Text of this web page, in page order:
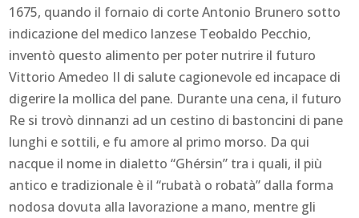
1675, quando il fornaio di corte Antonio Brunero sotto
indicazione del medico lanzese Teobaldo Pecchio,
inventò questo alimento per poter nutrire il futuro
Vittorio Amedeo II di salute cagionevole ed incapace di
digerire la mollica del pane. Durante una cena, il futuro
Re si trovò dinnanzi ad un cestino di bastoncini di pane
lunghi e sottili, e fu amore al primo morso. Da qui
nacque il nome in dialetto “Ghérsin” tra i quali, il più
antico e tradizionale è il “rubatà o robatà” dalla forma
nodosa dovuta alla lavorazione a mano, mentre gli